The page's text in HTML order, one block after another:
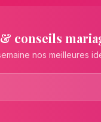
conseils
nos meilleures